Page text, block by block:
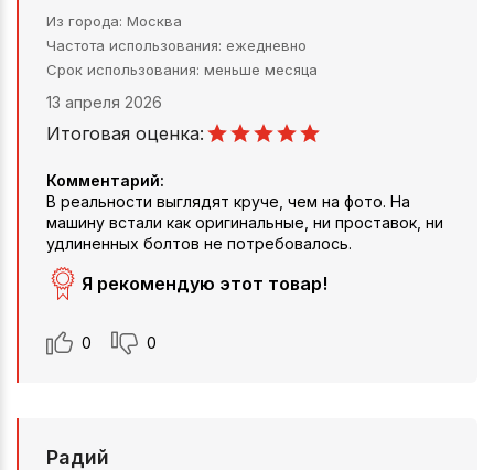
Из города Москва
Частота использования ежедневно
Срок использования меньше месяца
13 апреля 2026
Итоговая оценка:
Комментарий:
В реальности выглядят круче, чем на фото. На
машину встали как оригинальные, ни проставок, ни
удлиненных болтов не потребовалось.
Я рекомендую этот товар!
0 0
Радий